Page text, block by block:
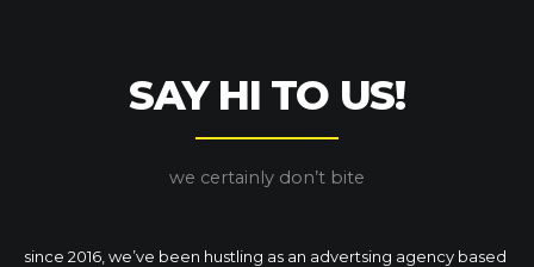
SAY HI TO US!
we certainly don’t bite
since 2016, we’ve been hustling as an advertsing agency based